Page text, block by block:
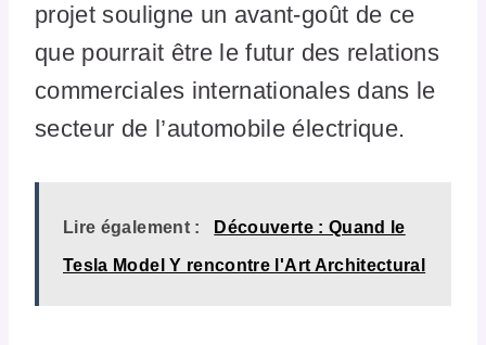
projet souligne un avant-goût de ce
que pourrait être le futur des relations
commerciales internationales dans le
secteur de l’automobile électrique.
Lire également : Découverte : Quand le
Tesla Model Y rencontre l'Art Architectural